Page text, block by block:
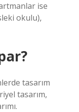
ise
okulu),
tasarım
tasarım,